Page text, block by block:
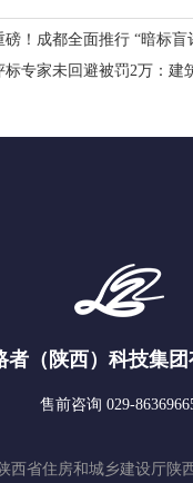
磅！成都全面推行 “暗标
标专家未回避被罚2万：建
者（陕西）科技集团
售前咨询 029-
西省住房和城乡建设厅陕